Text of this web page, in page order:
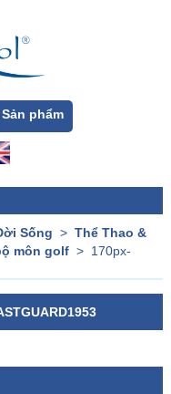
phẩm
Sống > Thể Thao &
môn golf> 170px-